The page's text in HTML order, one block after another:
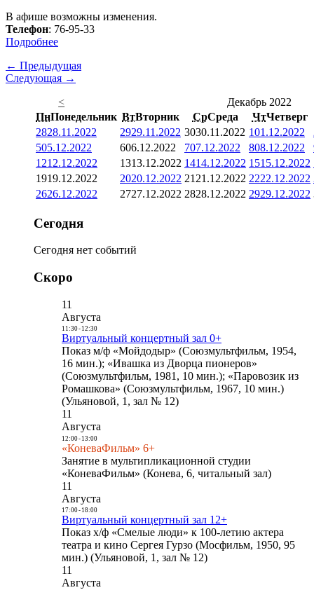
В афише возможны изменения.
Телефон: 76-95-33
Подробнее
← Предыдущая
Следующая →
<
Декабрь 2022
ПнПонедельник ВтВторник СрСреда ЧтЧетверг
2828.11.2022 2929.11.2022 3030.11.2022 101.12.2022
505.12.2022 606.12.2022 707.12.2022 808.12.2022
1212.12.2022 1313.12.2022 1414.12.2022 1515.12.2022
1919.12.2022 2020.12.2022 21 21.12.2022 2222.12.2022
2626.12.2022 2727.12.2022 2828.12.2022 2929.12.2022
Сегодня
Сегодня нет событий
Скоро
11
Августа
11:30- 12:30
Виртуальный концертный зал 0+
Показ м/ф «Мойдодыр» (Союзмультфильм, 1954,
16 мин.); «Ивашка из Дворца пионеров»
(Союзмультфильм, 1981, 10 мин.); «Паровозик из
Ромашкова» (Союзмультфильм, 1967, 10 мин.)
(Ульяновой, 1, зал № 12)
11
Августа
12:00- 13:00
«КоневаФильм» 6+
Занятие в мультипликационной студии
«КоневаФильм» (Конева, 6, читальный зал)
11
Августа
17:00- 18:00
Виртуальный концертный зал 12+
Показ х/ф «Смелые люди» к 100-летию актера
театра и кино Сергея Гурзо (Мосфильм, 1950, 95
мин.) (Ульяновой, 1, зал № 12)
11
Августа